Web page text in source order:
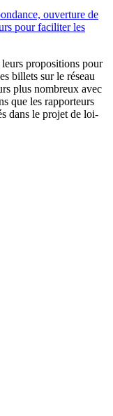
ouverture de
pour faciliter les
propositions pour
billets sur le réseau
plus nombreux avec
que les rapporteurs
dans le projet de loi-